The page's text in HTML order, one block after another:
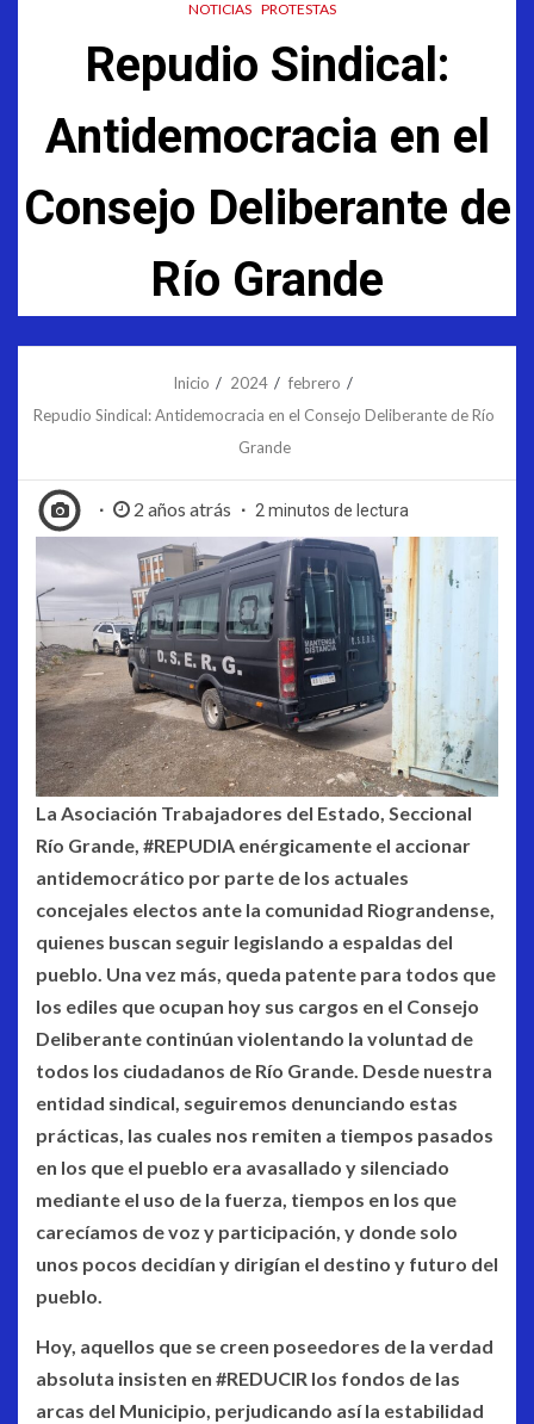
NOTICIAS PROTESTAS
Repudio Sindical:
Antidemocracia en el
Consejo Deliberante de
Río Grande
Inicio 2024
febrero
Repudio Sindical: Antidemocracia en el Consejo Deliberante de Río
Grande
2 años atrás 2 minutos de lectura
La Asociación Trabajadores del Estado, Seccional
Río Grande, #REPUDIA enérgicamente el accionar
antidemocrático por parte de los actuales
concejales electos ante la comunidad Riograndense,
quienes buscan seguir legislando a espaldas del
pueblo. Una vez más, queda patente para todos que
los ediles que ocupan hoy sus cargos en el Consejo
Deliberante continúan violentando la voluntad de
todos los ciudadanos de Río Grande. Desde nuestra
entidad sindical, seguiremos denunciando estas
prácticas, las cuales nos remiten a tiempos pasados
en los que el pueblo era avasallado y silenciado
mediante el uso de la fuerza, tiempos en los que
carecíamos de voz y participación, y donde solo
unos pocos decidían y dirigían el destino y futuro del
pueblo.
Hoy, aquellos que se creen poseedores de la verdad
absoluta insisten en #REDUCIR los fondos de las
arcas del Municipio, perjudicando así la estabilidad